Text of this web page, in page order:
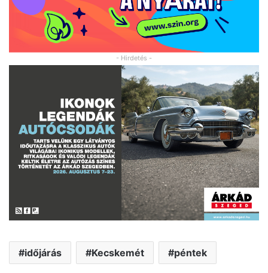
- Hirdetés -
időjárás Kecskemét péntek